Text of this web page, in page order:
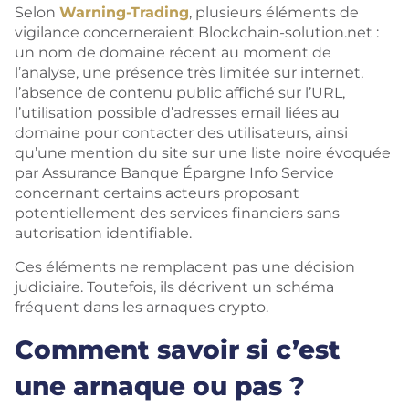
Selon Warning-Trading, plusieurs éléments de
vigilance concerneraient Blockchain-solution.net :
un nom de domaine récent au moment de
l’analyse, une présence très limitée sur internet,
l’absence de contenu public affiché sur l’URL,
l’utilisation possible d’adresses email liées au
domaine pour contacter des utilisateurs, ainsi
qu’une mention du site sur une liste noire évoquée
par Assurance Banque Épargne Info Service
concernant certains acteurs proposant
potentiellement des services financiers sans
autorisation identifiable.
Ces éléments ne remplacent pas une décision
judiciaire. Toutefois, ils décrivent un schéma
fréquent dans les arnaques crypto.
Comment savoir si c’est
une arnaque ou pas ?